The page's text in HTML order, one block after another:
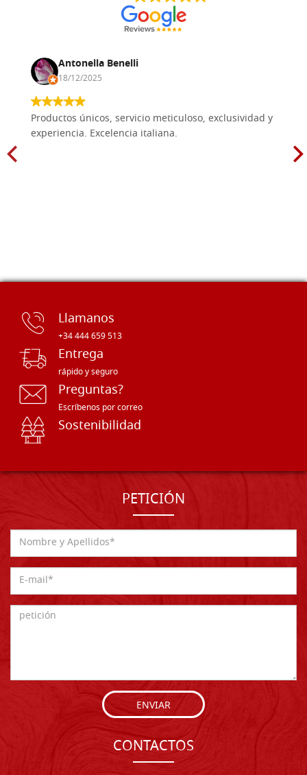
Antonella Benelli
18/12/2025
Productos únicos, servicio meticuloso, exclusividad y
experiencia. Excelencia italiana.
Llamanos
+34 444 659 513
Entrega
rápido y seguro
Preguntas?
Escríbenos por correo
Sostenibilidad
PETICIÓN
ENVIAR
CONTACTOS